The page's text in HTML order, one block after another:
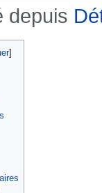
depuis
]